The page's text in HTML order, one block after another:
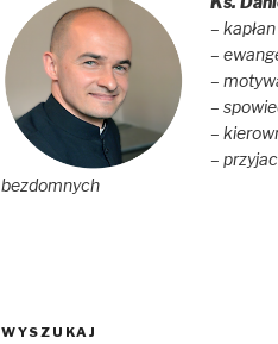
–
–
–
–
–
–
bezdomnych
WYSZUKAJ